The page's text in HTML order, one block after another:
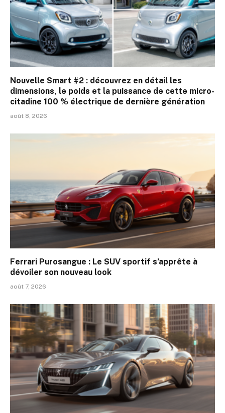
Nouvelle Smart #2 : découvrez en détail les
dimensions, le poids et la puissance de cette micro-
citadine 100 % électrique de dernière génération
août 8, 2026
Ferrari Purosangue : Le SUV sportif s’apprête à
dévoiler son nouveau look
août 7, 2026